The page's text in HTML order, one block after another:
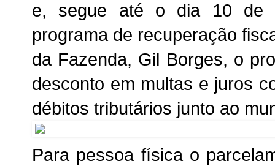
e, segue até o dia 10 de
programa de recuperação
da Fazenda, Gil Borges, o
desconto em multas e juros
débitos tributários junto ao
Para pessoa física o